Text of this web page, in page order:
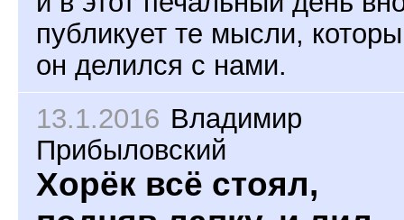
публикует те мысли,
он делился с нами.
13.1.2016 Владимир
Прибыловский
Хорёк всё стоял,